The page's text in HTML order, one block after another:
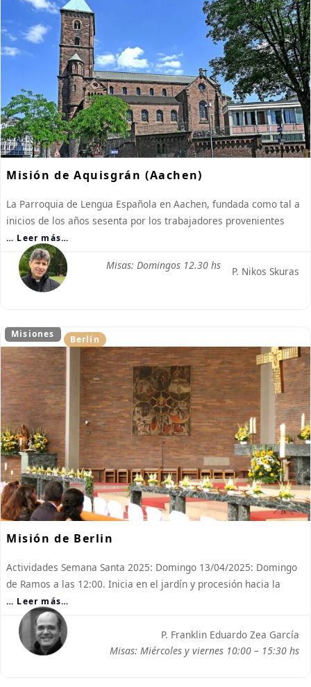
Misión de Aquisgrán (Aachen)
La Parroquia de Lengua Española en Aachen, fundada como tal a
inicios de los años sesenta por los trabajadores provenientes
… Leer más…
P. Nikos Skuras
Misas: Domingos 12.30 hs
Misiones Berlín
Misión de Berlin
Actividades Semana Santa 2025: Domingo 13/04/2025: Domingo
de Ramos a las 12:00. Inicia en el jardín y procesión hacia la
… Leer más…
P. Franklin Eduardo Zea García
Misas: Miércoles y viernes 10:00 – 15:30 hs